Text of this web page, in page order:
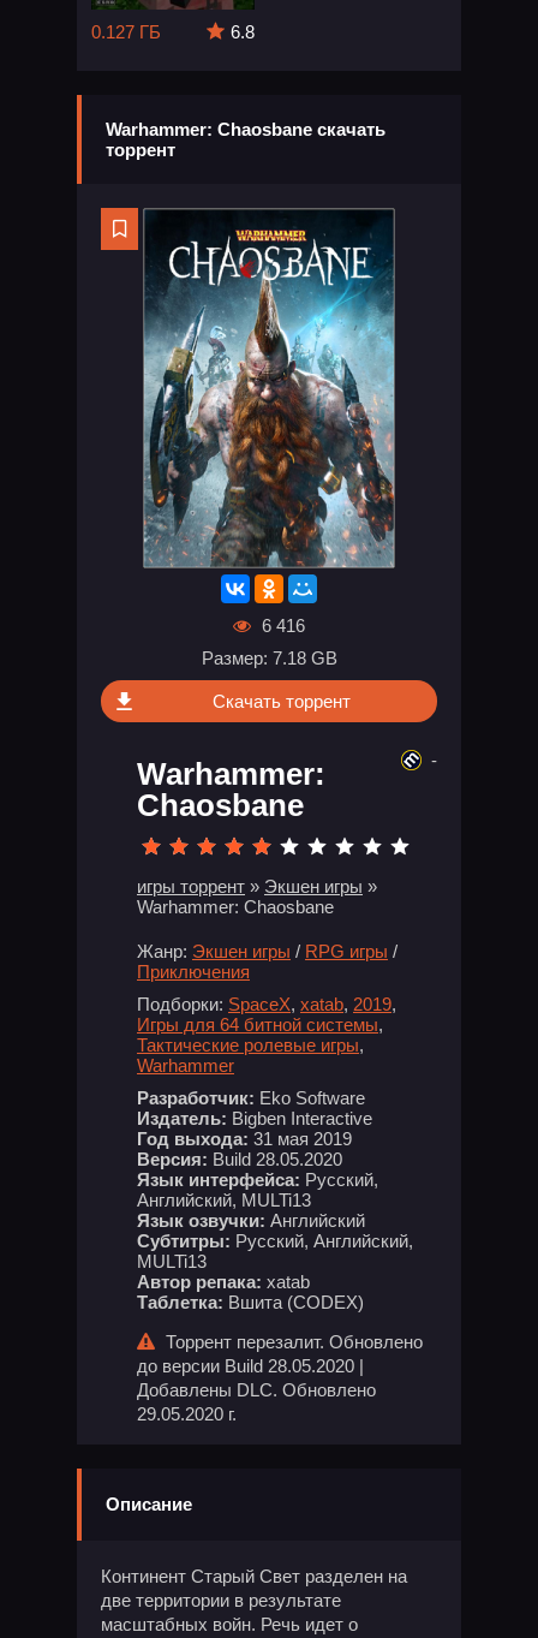
0.127 ГБ
6.8
Warhammer: Chaosbane скачать
торрент
6 416
Размер: 7.18 GB
Скачать торрент
Warhammer:
Chaosbane
игры торрент » Экшен игры »
Warhammer: Chaosbane
Жанр: Экшен игры / RPG игры /
Приключения
Подборки: SpaceX, xatab, 2019,
Игры для 64 битной системы,
Тактические ролевые игры,
Warhammer
Разработчик: Eko Software
Издатель: Bigben Interactive
Год выхода: 31 мая 2019
Версия: Build 28.05.2020
Язык интерфейса: Русский,
Английский, MULTi13
Язык озвучки: Английский
Субтитры: Русский, Английский,
MULTi13
Автор репака: xatab
Таблетка: Вшита (CODEX)
Торрент перезалит. Обновлено
до версии Build 28.05.2020 |
Добавлены DLC. Обновлено
29.05.2020 г.
-
Описание
Континент Старый Свет разделен на
две территории в результате
масштабных войн. Речь идет о